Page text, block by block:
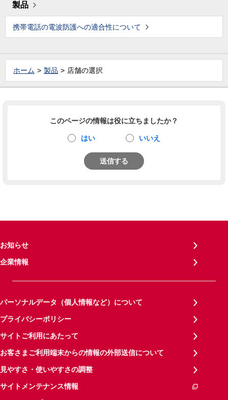
製品
携帯電話の電波防護への適合性について
ホーム 製品 店舗の選択
このページの情報は役に立ちましたか？
はい いいえ
送信する
お知らせ
企業情報
パーソナルデータ（個人情報など）について
プライバシーポリシー
サイトご利用にあたって
お客さまご利用端末からの情報の外部送信について
見やすさ・使いやすさの調整
サイトメンテナンス情報